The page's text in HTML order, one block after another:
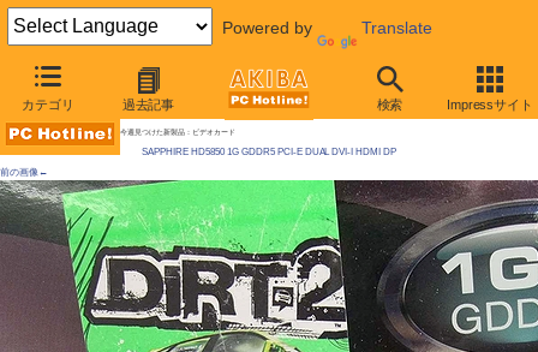
Powered by Translate
カテゴリ 過去記事 検索 Impressサイト
AKIBA PC Hotline! 2009年10月3日号
Radeon HD 5850が発売に、早くも争奪戦
今週見つけた新製品：ビデオカード
SAPPHIRE HD5850 1G GDDR5 PCI-E DUAL DVI-I HDMI DP
前の画像←